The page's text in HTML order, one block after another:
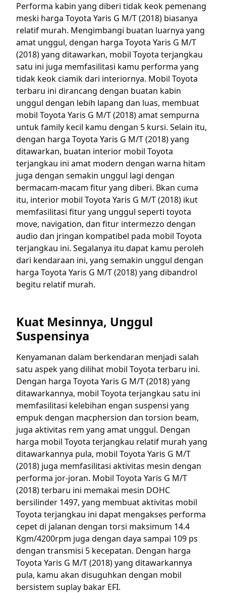
Performa kabin yang diberi tidak keok pemenang
meski harga Toyota Yaris G M/T (2018) biasanya
relatif murah. Mengimbangi buatan luarnya yang
amat unggul, dengan harga Toyota Yaris G M/T
(2018) yang ditawarkan, mobil Toyota terjangkau
satu ini juga memfasilitasi kamu performa yang
tidak keok ciamik dari interiornya. Mobil Toyota
terbaru ini dirancang dengan buatan kabin
unggul dengan lebih lapang dan luas, membuat
mobil Toyota Yaris G M/T (2018) amat sempurna
untuk family kecil kamu dengan 5 kursi. Selain itu,
dengan harga Toyota Yaris G M/T (2018) yang
ditawarkan, buatan interior mobil Toyota
terjangkau ini amat modern dengan warna hitam
juga dengan semakin unggul lagi dengan
bermacam-macam fitur yang diberi. Bkan cuma
itu, interior mobil Toyota Yaris G M/T (2018) ikut
memfasilitasi fitur yang unggul seperti toyota
move, navigation, dan fitur intermezzo dengan
audio dan jringan kompatibel pada mobil Toyota
terjangkau ini. Segalanya itu dapat kamu peroleh
dari kendaraan ini, yang semakin unggul dengan
harga Toyota Yaris G M/T (2018) yang dibandrol
begitu relatif murah.
Kuat Mesinnya, Unggul
Suspensinya
Kenyamanan dalam berkendaran menjadi salah
satu aspek yang dilihat mobil Toyota terbaru ini.
Dengan harga Toyota Yaris G M/T (2018) yang
ditawarkannya, mobil Toyota terjangkau satu ini
memfasilitasi kelebihan engan suspensi yang
empuk dengan macphersion dan torsion beam,
juga aktivitas rem yang amat unggul. Dengan
harga mobil Toyota terjangkau relatif murah yang
ditawarkannya pula, mobil Toyota Yaris G M/T
(2018) juga memfasilitasi aktivitas mesin dengan
performa jor-joran. Mobil Toyota Yaris G M/T
(2018) terbaru ini memakai mesin DOHC
bersilinder 1497, yang membuat aktivitas mobil
Toyota terjangkau ini dapat mengakses performa
cepet di jalanan dengan torsi maksimum 14.4
Kgm/4200rpm juga dengan daya sampai 109 ps
dengan transmisi 5 kecepatan. Dengan harga
Toyota Yaris G M/T (2018) yang ditawarkannya
pula, kamu akan disuguhkan dengan mobil
bersistem suplay bakar EFI.